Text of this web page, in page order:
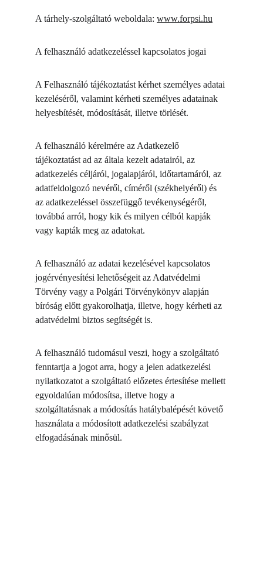
A tárhely-szolgáltató weboldala: www.forpsi.hu
A felhasználó adatkezeléssel kapcsolatos jogai
A Felhasználó tájékoztatást kérhet személyes adatai
kezeléséről, valamint kérheti személyes adatainak
helyesbítését, módosítását, illetve törlését.
A felhasználó kérelmére az Adatkezelő
tájékoztatást ad az általa kezelt adatairól, az
adatkezelés céljáról, jogalapjáról, időtartamáról, az
adatfeldolgozó nevéről, címéről (székhelyéről) és
az adatkezeléssel összefüggő tevékenységéről,
továbbá arról, hogy kik és milyen célból kapják
vagy kapták meg az adatokat.
A felhasználó az adatai kezelésével kapcsolatos
jogérvényesítési lehetőségeit az Adatvédelmi
Törvény vagy a Polgári Törvénykönyv alapján
bíróság előtt gyakorolhatja, illetve, hogy kérheti az
adatvédelmi biztos segítségét is.
A felhasználó tudomásul veszi, hogy a szolgáltató
fenntartja a jogot arra, hogy a jelen adatkezelési
nyilatkozatot a szolgáltató előzetes értesítése mellett
egyoldalúan módosítsa, illetve hogy a
szolgáltatásnak a módosítás hatálybalépését követő
használata a módosított adatkezelési szabályzat
elfogadásának minősül.